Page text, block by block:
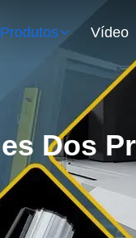
Produtos Vídeo
Dos